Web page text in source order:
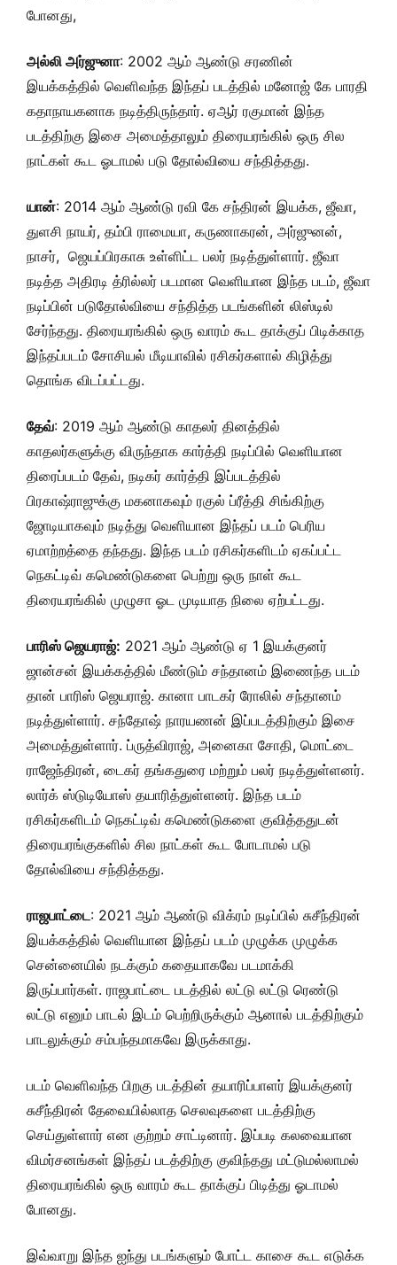
போனது,
அல்லி அர்ஜுனா: 2002 ஆம் ஆண்டு சரணின்
இயக்கத்தில் வெளிவந்த இந்தப் படத்தில் மனோஜ் கே பாரதி
கதாநாயகனாக நடித்திருந்தார். ஏஆர் ரகுமான் இந்த
படத்திற்கு இசை அமைத்தாலும் திரையரங்கில் ஒரு சில
நாட்கள் கூட ஓடாமல் படு தோல்வியை சந்தித்தது.
யான்: 2014 ஆம் ஆண்டு ரவி கே சந்திரன் இயக்க, ஜீவா,
துளசி நாயர், தம்பி ராமையா, கருணாகரன், அர்ஜுனன்,
நாசர், ஜெயப்பிரகாசு உள்ளிட்ட பலர் நடித்துள்ளார். ஜீவா
நடித்த அதிரடி த்ரில்லர் படமான வெளியான இந்த படம், ஜீவா
நடிப்பின் படுதோல்வியை சந்தித்த படங்களின் லிஸ்டில்
சேர்ந்தது. திரையரங்கில் ஒரு வாரம் கூட தாக்குப் பிடிக்காத
இந்தப்படம் சோசியல் மீடியாவில் ரசிகர்களால் கிழித்து
தொங்க விடப்பட்டது.
தேவ்: 2019 ஆம் ஆண்டு காதலர் தினத்தில்
காதலர்களுக்கு விருந்தாக கார்த்தி நடிப்பில் வெளியான
திரைப்படம் தேவ், நடிகர் கார்த்தி இப்படத்தில்
பிரகாஷ்ராஜுக்கு மகனாகவும் ரகுல் ப்ரீத்தி சிங்கிற்கு
ஜோடியாகவும் நடித்து வெளியான இந்தப் படம் பெரிய
ஏமாற்றத்தை தந்தது. இந்த படம் ரசிகர்களிடம் ஏகப்பட்ட
நெகட்டிவ் கமெண்டுகளை பெற்று ஒரு நாள் கூட
திரையரங்கில் முழுசா ஓட முடியாத நிலை ஏற்பட்டது.
பாரிஸ் ஜெயராஜ்: 2021 ஆம் ஆண்டு ஏ 1 இயக்குனர்
ஜான்சன் இயக்கத்தில் மீண்டும் சந்தானம் இணைந்த படம்
தான் பாரிஸ் ஜெயராஜ். கானா பாடகர் ரோலில் சந்தானம்
நடித்துள்ளார். சந்தோஷ் நாரயணன் இப்படத்திற்கும் இசை
அமைத்துள்ளார். ப்ருத்விராஜ், அனைகா சோதி, மொட்டை
ராஜேந்திரன், டைகர் தங்கதுரை மற்றும் பலர் நடித்துள்ளனர்.
லார்க் ஸ்டுடியோஸ் தயாரித்துள்ளனர். இந்த படம்
ரசிகர்களிடம் நெகட்டிவ் கமெண்டுகளை குவித்ததுடன்
திரையரங்குகளில் சில நாட்கள் கூட போடாமல் படு
தோல்வியை சந்தித்தது.
ராஜபாட்டை: 2021 ஆம் ஆண்டு விக்ரம் நடிப்பில் சுசீந்திரன்
இயக்கத்தில் வெளியான இந்தப் படம் முழுக்க முழுக்க
சென்னையில் நடக்கும் கதையாகவே படமாக்கி
இருப்பார்கள். ராஜபாட்டை படத்தில் லட்டு லட்டு ரெண்டு
லட்டு எனும் பாடல் இடம் பெற்றிருக்கும் ஆனால் படத்திற்கும்
பாடலுக்கும் சம்பந்தமாகவே இருக்காது.
படம் வெளிவந்த பிறகு படத்தின் தயாரிப்பாளர் இயக்குனர்
சுசீந்திரன் தேவையில்லாத செலவுகளை படத்திற்கு
செய்துள்ளார் என குற்றம் சாட்டினார். இப்படி கலவையான
விமர்சனங்கள் இந்தப் படத்திற்கு குவிந்தது மட்டுமல்லாமல்
திரையரங்கில் ஒரு வாரம் கூட தாக்குப் பிடித்து ஓடாமல்
போனது.
இவ்வாறு இந்த ஐந்து படங்களும் போட்ட காசை கூட எடுக்க